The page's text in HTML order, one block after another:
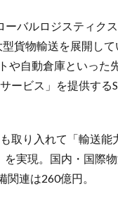
バルロジスティク
貨物輸送を展開し
や自動倉庫といった
ービス」を提供する
取り入れて「輸送能
実現。国内・国際
連は260億円。